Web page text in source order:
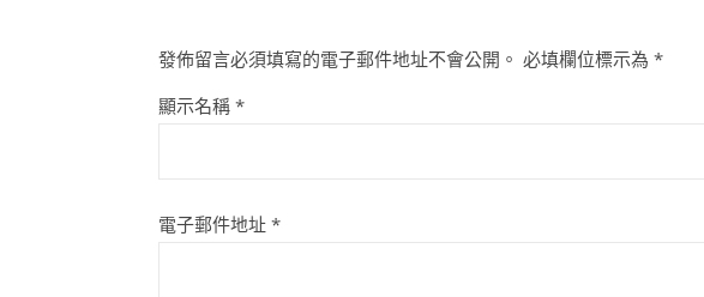
發佈留言必須填寫的電子郵件地址不會公開。 必填欄位標示為 *
顯示名稱 *
電子郵件地址 *